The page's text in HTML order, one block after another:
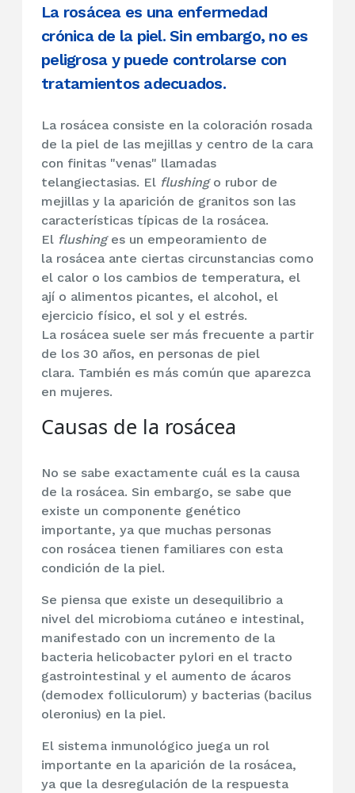
La rosácea es una enfermedad
crónica de la piel. Sin embargo, no es
peligrosa y puede controlarse con
tratamientos adecuados.
La rosácea consiste en la coloración rosada
de la piel de las mejillas y centro de la cara
con finitas "venas" llamadas
telangiectasias. El flushingo rubor de
mejillas y la aparición de granitos son las
características típicas de la rosácea.
El flushinges un empeoramiento de
la rosácea ante ciertas circunstancias como
el calor o los cambios de temperatura, el
ají o alimentos picantes, el alcohol, el
ejercicio físico, el sol y el estrés.
La rosácea suele ser más frecuente a partir
de los 30 años, en personas de piel
clara. También es más común que aparezca
en mujeres.
Causas de la rosácea
No se sabe exactamente cuál es la causa
de la rosácea. Sin embargo, se sabe que
existe un componente genético
importante, ya que muchas personas
con rosácea tienen familiares con esta
condición de la piel.
Se piensa que existe un desequilibrio a
nivel del microbioma cutáneo e intestinal,
manifestado con un incremento de la
bacteria helicobacter pylori en el tracto
gastrointestinal y el aumento de ácaros
(demodex folliculorum) y bacterias (bacilus
oleronius) en la piel.
El sistema inmunológico juega un rol
importante en la aparición de la rosácea,
ya que la desregulación de la respuesta